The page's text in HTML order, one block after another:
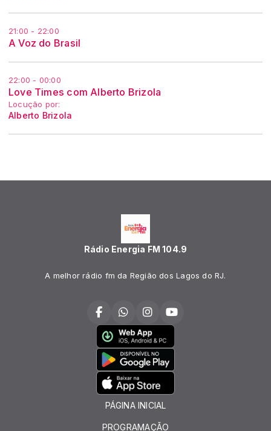
21:00 - 22:00
A Voz do Brasil
22:00 - 00:00
Love Times com Alberto Brizola
Locução por:
Alberto Brizola
Rádio Energia FM 104.9
A melhor rádio fm da Região dos Lagos do RJ.
PÁGINA INICIAL
PROGRAMAÇÃO